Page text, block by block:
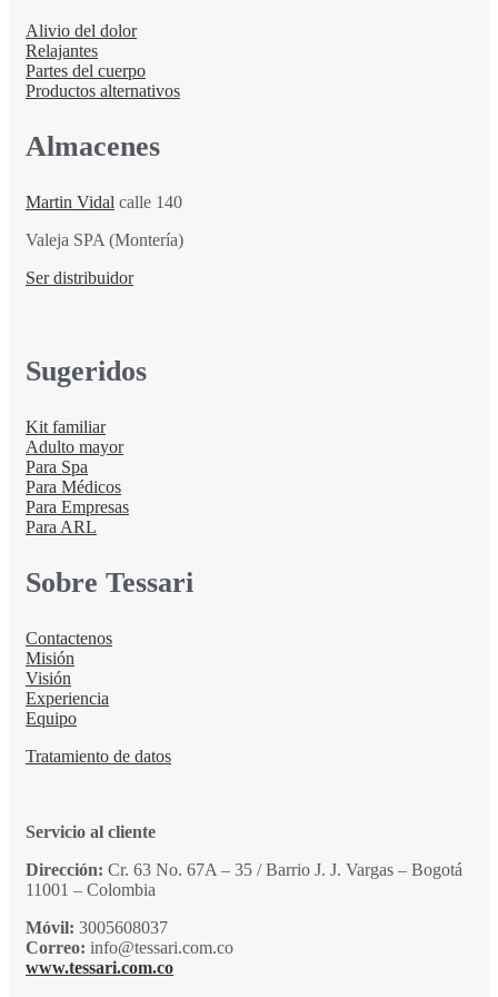
Alivio del dolor
Relajantes
Partes del cuerpo
Productos alternativos
Almacenes
Martin Vidal calle 140
Valeja SPA (Montería)
Ser distribuidor
Sugeridos
Kit familiar
Adulto mayor
Para Spa
Para Médicos
Para Empresas
Para ARL
Sobre Tessari
Contactenos
Misión
Visión
Experiencia
Equipo
Tratamiento de datos
Servicio al cliente
Dirección: Cr. 63 No. 67A – 35 / Barrio J. J. Vargas – Bogotá
11001 – Colombia
Móvil: 3005608037
Correo: info@tessari.com.co
www.tessari.com.co